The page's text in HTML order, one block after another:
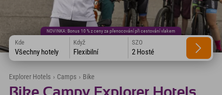
NOVINKA: Bonus 10 % z ceny za přenocování při cestování vlakem
Kde
Všechny hotely
Když
Flexibilní
SZO
2 Hosté
Explorer Hotels › Camps › Bike